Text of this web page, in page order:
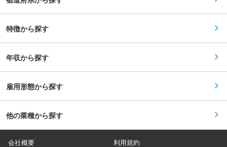
ります。ダントツのマーケットリーダーへの飛躍
とグローバル市場でのプレゼンスの確立を目指し
特徴から探す
年収から探す
雇用形態から探す
他の業種から探す
会社概要 利用規約